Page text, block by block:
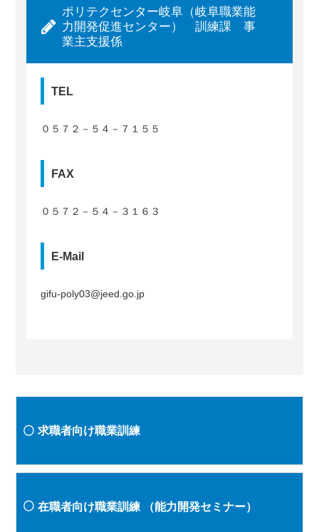
ポリテクセンター岐阜（岐阜職業能
力開発促進センター） 訓練課 事
業主支援係
TEL
０５７２－５４－７１５５
FAX
０５７２－５４－３１６３
E-Mail
gifu-poly03@jeed.go.jp
求職者向け職業訓練
在職者向け職業訓練 （能力開発セミナー）